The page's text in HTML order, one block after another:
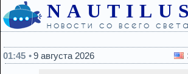
NAUTILUS
новости со всего света
01:45
9 августа 2026